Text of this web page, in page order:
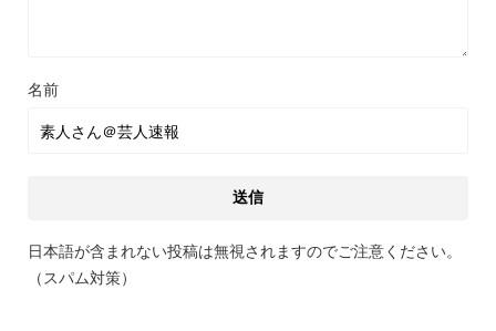
名前
日本語が含まれない投稿は無視されますのでご注意ください。
（スパム対策）